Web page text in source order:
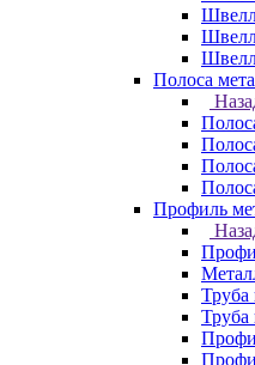
Полоса
Профиль
Труба
Труба